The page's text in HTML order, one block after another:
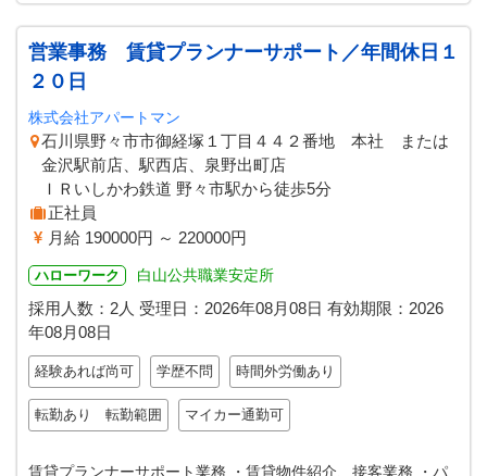
営業事務 賃貸プランナーサポート／年間休日１
２０日
株式会社アパートマン
石川県野々市市御経塚１丁目４４２番地 本社 または
金沢駅前店、駅西店、泉野出町店
ＩＲいしかわ鉄道 野々市駅から徒歩5分
正社員
月給 190000円 ～ 220000円
ハローワーク 白山公共職業安定所
採用人数：2人 受理日： 2026年08月08日 有効期限： 2026
年08月08日
経験あれば尚可 学歴不問 時間外労働あり
転勤あり 転勤範囲 マイカー通勤可
賃貸プランナーサポート業務 ・賃貸物件紹介、接客業務 ・パ